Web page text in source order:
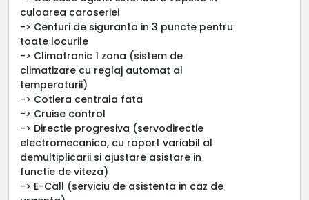
culoarea caroseriei
-> Centuri de siguranta in 3 puncte pentru
toate locurile
-> Climatronic 1 zona (sistem de
climatizare cu reglaj automat al
temperaturii)
-> Cotiera centrala fata
-> Cruise control
-> Directie progresiva (servodirectie
electromecanica, cu raport variabil al
demultiplicarii si ajustare asistare in
functie de viteza)
-> E-Call (serviciu de asistenta in caz de